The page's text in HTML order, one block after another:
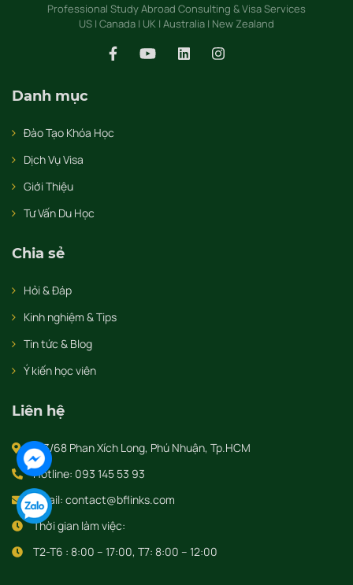
Professional Study Abroad Consulting & Visa Services
US | Canada | UK | Australia | New Zealand
Danh mục
Đào Tạo Khóa Học
Dịch Vụ Visa
Giới Thiệu
Tư Vấn Du Học
Chia sẻ
Hỏi & Đáp
Kinh nghiệm & Tips
Tin tức & Blog
Ý kiến học viên
Liên hệ
343/68 Phan Xích Long, Phú Nhuận, Tp.HCM
Hotline: 093 145 53 93
Email: contact@bflinks.com
Thời gian làm việc:
T2-T6 : 8:00 – 17:00, T7: 8:00 – 12:00